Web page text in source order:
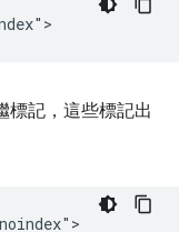
標記，這些標記出